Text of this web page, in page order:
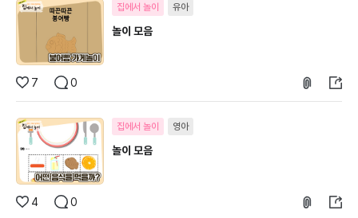
집에서 놀이 유아
놀이 모음
7 0
집에서 놀이 영아
놀이 모음
4 0